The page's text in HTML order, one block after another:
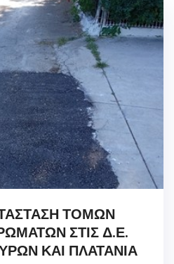
ΤΟΜΩΝ
ΣΤΙΣ Δ.Ε.
ΚΑΙ ΠΛΑΤΑΝΙΑ